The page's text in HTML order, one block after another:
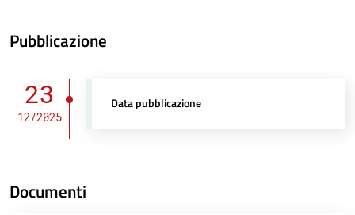
Pubblicazione
23
12/2025
Data pubblicazione
Documenti